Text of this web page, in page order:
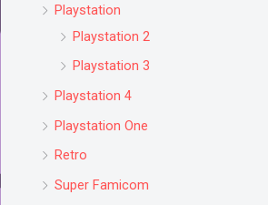
Playstation
Playstation 2
Playstation 3
Playstation 4
Playstation One
Retro
Super Famicom